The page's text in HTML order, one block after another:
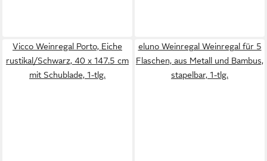
Vicco Weinregal Porto, Eiche
rustikal/Schwarz, 40 x 147.5 cm
mit Schublade, 1-tlg.
eluno Weinregal Weinregal für 5
Flaschen, aus Metall und Bambus,
stapelbar, 1-tlg.